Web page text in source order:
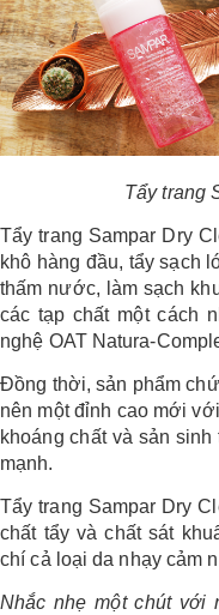
Tẩy trang
Tẩy trang Sampar Dry
khô hàng đầu, tẩy sạch
thấm nước, làm sạch
các tạp chất một cách
nghệ OAT Natura-
Đồng thời, sản phẩm
nên một đỉnh cao mới
khoáng chất và sản
mạnh.
Tẩy trang Sampar Dry
chất tẩy và chất sát
chí cả loại da nhạy cảm
Nhắc nhẹ một chút với